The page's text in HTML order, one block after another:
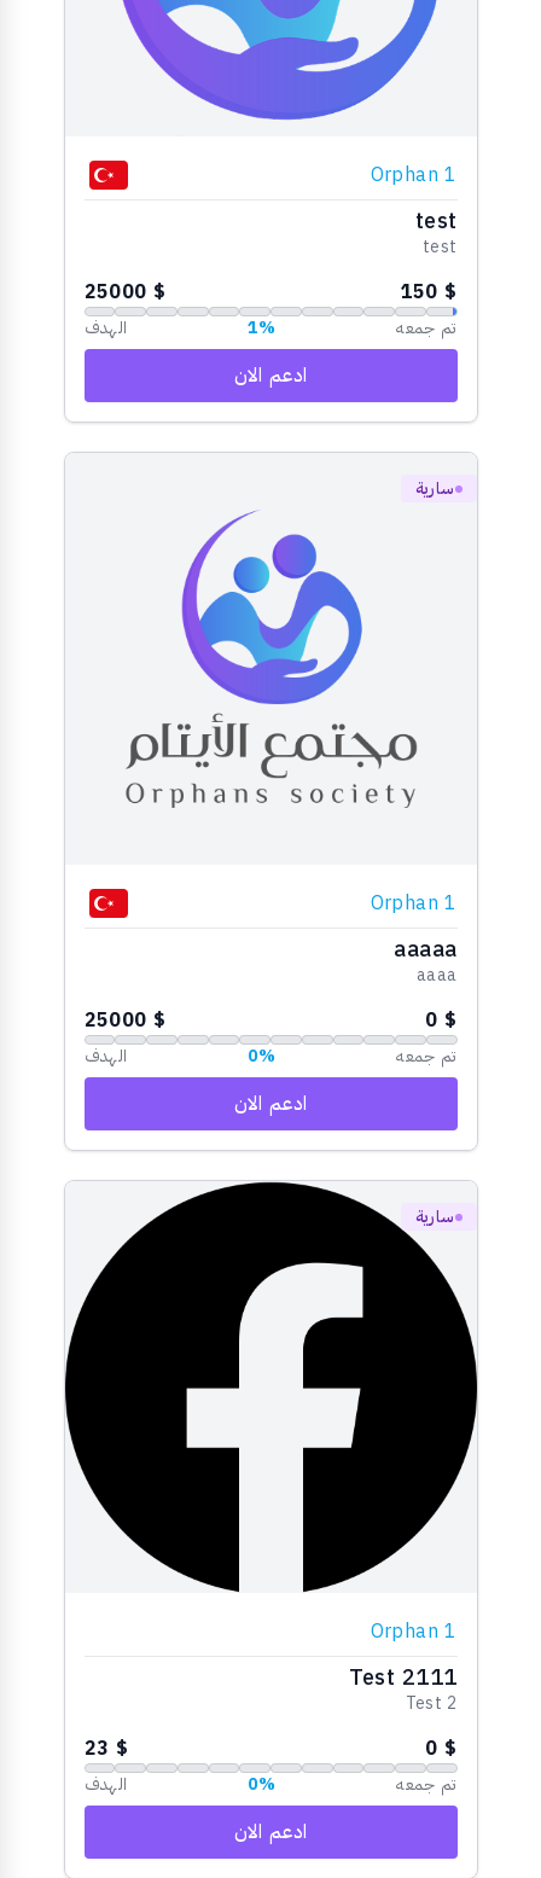
Orphan 1
test
test
$ 150
$ 25000
تم جمعه 1% الهدف
ادعم الان
سارية
Orphan 1
aaaaa
aaaa
$ 0
$ 25000
تم جمعه 0% الهدف
ادعم الان
سارية
Orphan 1
Test 2111
Test 2
$ 0
$ 23
تم جمعه 0% الهدف
ادعم الان